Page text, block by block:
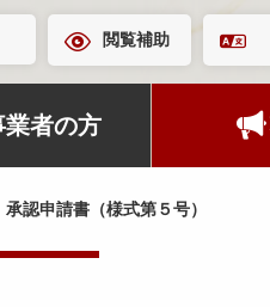
閲覧補助
業者の方
認申請書（様式第５号）